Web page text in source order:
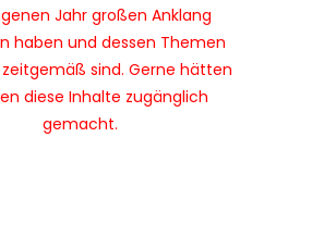
Jahr großen Anklang
haben und dessen Themen
sind. Gerne hätten
diese Inhalte zugänglich
gemacht.